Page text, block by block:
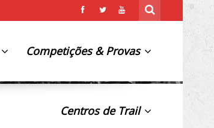
Competições & Provas
Centros de Trail